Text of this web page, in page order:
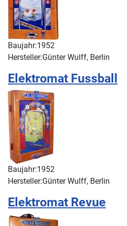
Baujahr:1952
Hersteller:Günter Wulff, Berlin
Elektromat Fussball
Baujahr:1952
Hersteller:Günter Wulff, Berlin
Elektromat Revue